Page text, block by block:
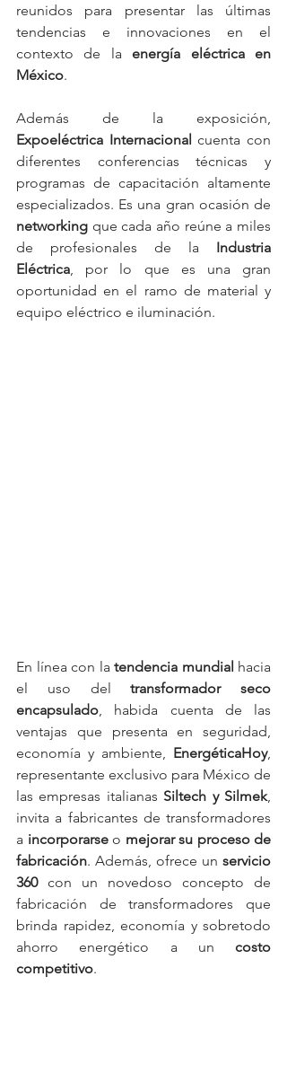
reunidos para presentar las últimas
tendencias e innovaciones en el
contexto de la energía eléctrica en
México.
Expoeléctrica Internacional cuenta con
diferentes conferencias técnicas y
programas de capacitación altamente
networking que cada año reúne a miles
de profesionales de la Industria
Eléctrica , por lo que es una gran
oportunidad en el ramo de material y
equipo eléctrico e iluminación.
En línea con la tendencia mundial hacia
el uso del transformador seco
encapsulado , habida cuenta de las
ventajas que presenta en seguridad,
economía y ambiente, EnergéticaHoy,
representante exclusivo para México de
las empresas italianas Siltech y Silmek,
invita a fabricantes de transformadores
a incorporarse o mejorar su proceso de
fabricación. Además, ofrece un servicio
360 con un novedoso concepto de
fabricación de transformadores que
brinda rapidez, economía y sobretodo
ahorro energético a un costo
competitivo.